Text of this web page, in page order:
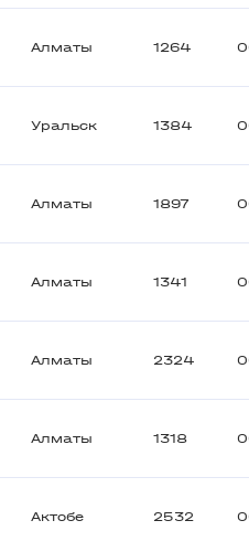
Алматы 1264
Уральск 1384
Алматы 1897
Алматы 1341
Алматы 2324
Алматы 1318
Актобе 2532